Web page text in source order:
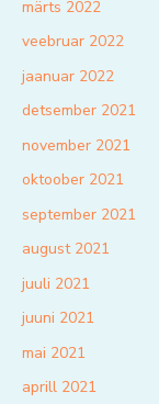
märts 2022
veebruar 2022
jaanuar 2022
detsember 2021
november 2021
oktoober 2021
september 2021
august 2021
juuli 2021
juuni 2021
mai 2021
aprill 2021